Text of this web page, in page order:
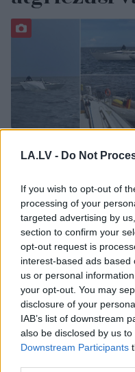
LA.LV - Do Not
If you wish to opt-out of
processing of your
targeted advertising by
section to confirm your
opt-out request is
interest-based ads
us or personal
your opt-out. You may
disclosure of your
IAB’s list of downstream
also be disclosed by us
Downstream Participants
krīzes situācija –
spējas; brīvprātīgie
steidz palīgā